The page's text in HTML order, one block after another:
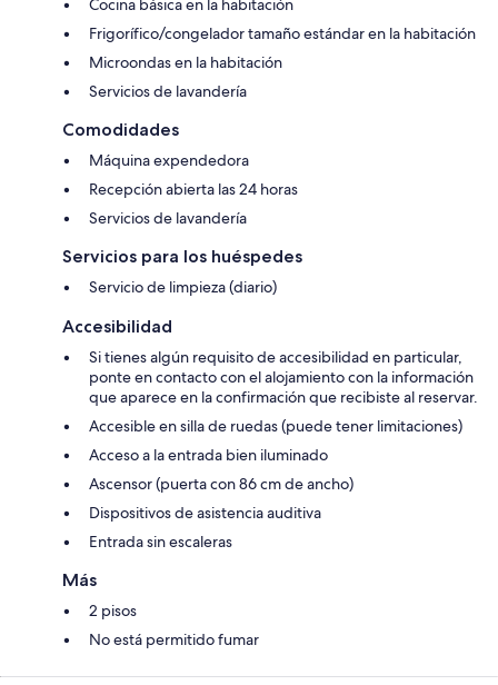
Cocina básica en la habitación
Frigorífico/congelador tamaño estándar en la habitación
Microondas en la habitación
Servicios de lavandería
Comodidades
Máquina expendedora
Recepción abierta las 24 horas
Servicios de lavandería
Servicios para los huéspedes
Servicio de limpieza (diario)
Accesibilidad
Si tienes algún requisito de accesibilidad en particular,
ponte en contacto con el alojamiento con la información
que aparece en la confirmación que recibiste al reservar.
Accesible en silla de ruedas (puede tener limitaciones)
Acceso a la entrada bien iluminado
Ascensor (puerta con 86 cm de ancho)
Dispositivos de asistencia auditiva
Entrada sin escaleras
Más
2 pisos
No está permitido fumar